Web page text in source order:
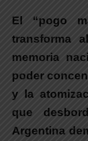
El “pogo
transforma
memoria
poder
y la
que
Argentina